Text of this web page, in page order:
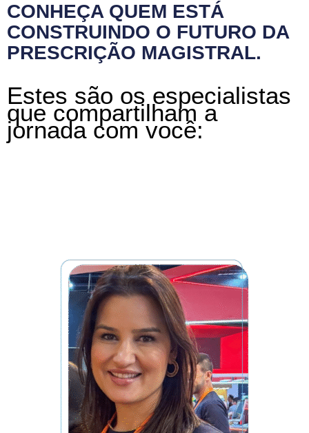
CONHEÇA QUEM ESTÁ
CONSTRUINDO O FUTURO DA
PRESCRIÇÃO MAGISTRAL.
Estes são os especialistas
que compartilham a
jornada com você: